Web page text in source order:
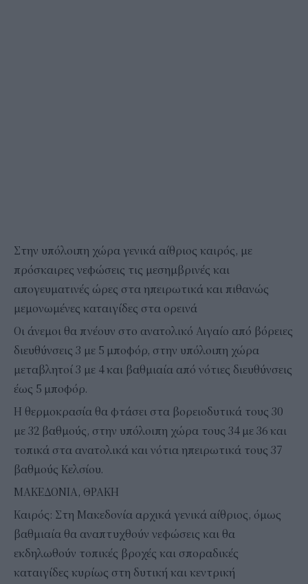
Στην υπόλοιπη χώρα γενικά αίθριος καιρός, με
πρόσκαιρες νεφώσεις τις μεσημβρινές και
απογευματινές ώρες στα ηπειρωτικά και πιθανώς
μεμονωμένες καταιγίδες στα ορεινά
Οι άνεμοι θα πνέουν στο ανατολικό Αιγαίο από βόρειες
διευθύνσεις 3 με 5 μποφόρ, στην υπόλοιπη χώρα
μεταβλητοί 3 με 4 και βαθμιαία από νότιες διευθύνσεις
έως 5 μποφόρ.
Η θερμοκρασία θα φτάσει στα βορειοδυτικά τους 30
με 32 βαθμούς, στην υπόλοιπη χώρα τους 34 με 36 και
τοπικά στα ανατολικά και νότια ηπειρωτικά τους 37
βαθμούς Κελσίου.
ΜΑΚΕΔΟΝΙΑ, ΘΡΑΚΗ
Καιρός: Στη Μακεδονία αρχικά γενικά αίθριος, όμως
βαθμιαία θα αναπτυχθούν νεφώσεις και θα
εκδηλωθούν τοπικές βροχές και σποραδικές
καταιγίδες κυρίως στη δυτική και κεντρική